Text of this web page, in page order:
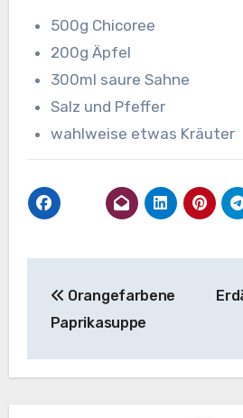
500g Chicoree
200g Äpfel
300ml saure Sahne
Salz und Pfeffer
wahlweise etwas Kräuter
Orangefarbene
Paprikasuppe